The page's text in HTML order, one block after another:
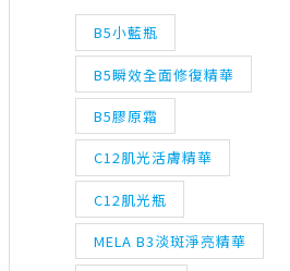
B5小藍瓶
B5瞬效全面修復精華
B5膠原霜
C12肌光活膚精華
C12肌光瓶
MELA B3淡斑淨亮精華